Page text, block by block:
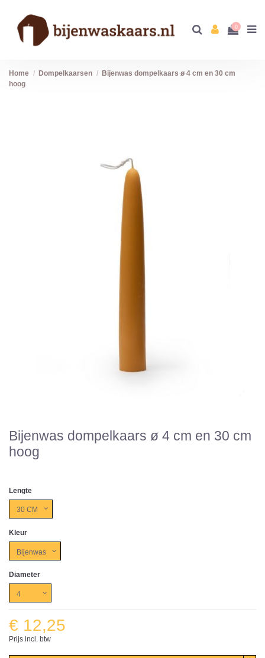
0
Home Dompelkaarsen
Bijenwas dompelkaars ø 4 cm en 30 cm
hoog
Bijenwas dompelkaars ø 4 cm en 30 cm
hoog
Lengte
Kleur
Diameter
€ 12,25
Prijs incl. btw